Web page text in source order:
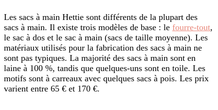
Les sacs à main Hettie sont différents de la plupart des
sacs à main. Il existe trois modèles de base : le fourre-tout,
le sac à dos et le sac à main (sacs de taille moyenne). Les
matériaux utilisés pour la fabrication des sacs à main ne
sont pas typiques. La majorité des sacs à main sont en
laine à 100 %, tandis que quelques-uns sont en toile. Les
motifs sont à carreaux avec quelques sacs à pois. Les prix
varient entre 65 € et 170 €.